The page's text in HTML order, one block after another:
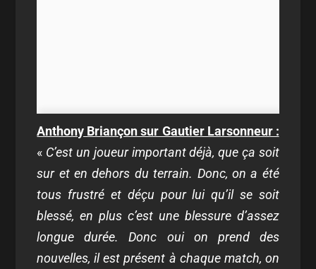
Anthony Briançon sur Gautier Larsonneur :
« C’est un joueur important déjà, que ça soit
sur et en dehors du terrain. Donc, on a été
tous frustré et déçu pour lui qu’il se soit
blessé, en plus c’est une blessure d’assez
longue durée. Donc oui on prend des
nouvelles, il est présent à chaque match, on